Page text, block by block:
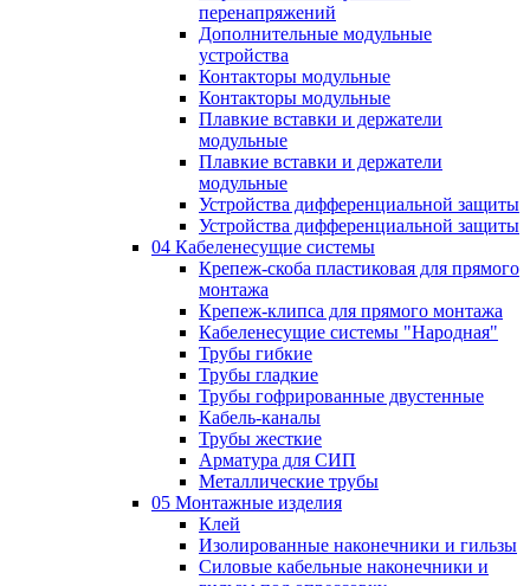
перенапряжений
Дополнительные модульные
устройства
Контакторы модульные
Контакторы модульные
Плавкие вставки и держатели
модульные
Плавкие вставки и держатели
модульные
Устройства дифференциальной защиты
Устройства дифференциальной защиты
04 Кабеленесущие системы
Крепеж-скоба пластиковая для прямого
монтажа
Крепеж-клипса для прямого монтажа
Кабеленесущие системы "Народная"
Трубы гибкие
Трубы гладкие
Трубы гофрированные двустенные
Кабель-каналы
Трубы жесткие
Арматура для СИП
Металлические трубы
05 Монтажные изделия
Клей
Изолированные наконечники и гильзы
Силовые кабельные наконечники и